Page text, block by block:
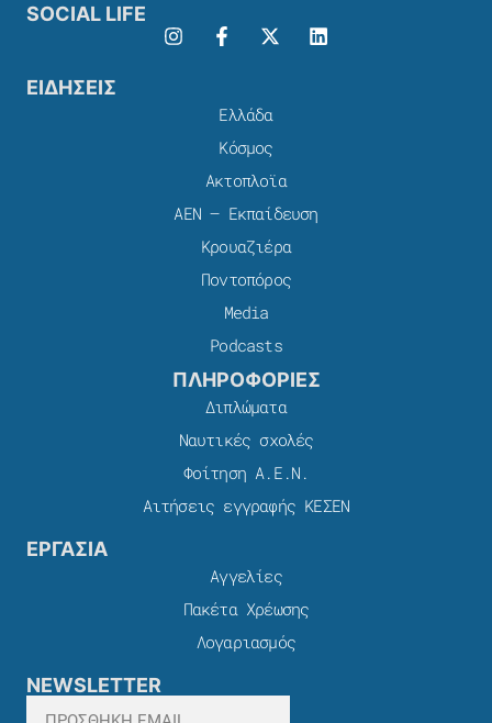
SOCIAL LIFE
ΕΙΔΗΣΕΙΣ
Ελλάδα
Κόσμος
Ακτοπλοϊα
ΑΕΝ – Εκπαίδευση
Κρουαζιέρα
Ποντοπόρος
Media
Podcasts
ΠΛΗΡΟΦΟΡΙΕΣ
Διπλώματα
Ναυτικές σχολές
Φοίτηση Α.Ε.Ν.
Αιτήσεις εγγραφής ΚΕΣΕΝ
ΕΡΓΑΣΙΑ
Αγγελίες
Πακέτα Χρέωσης​
Λογαριασμός
NEWSLETTER